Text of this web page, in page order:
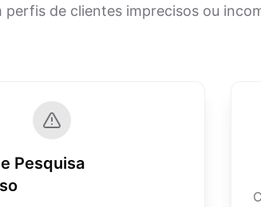
de clientes imprecisos ou
Pesquisa